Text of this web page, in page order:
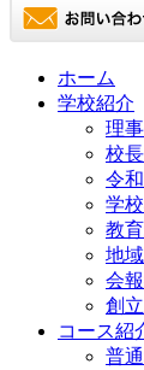
ホーム
学校紹介
理
校
令
学
教
地
会
創
コース紹
普